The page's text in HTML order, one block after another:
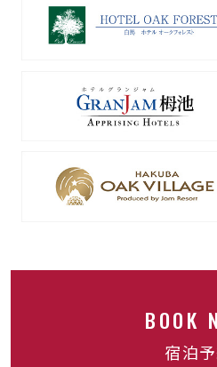
栂池高原
ゲレンデま
国内でも最大級のゲレン
で幅の広い斜面がファミ
ムなスキー場です。
BOOK
宿泊